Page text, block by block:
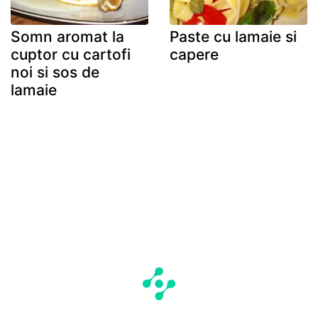
Somn aromat la
cuptor cu cartofi
noi si sos de
lamaie
Paste cu lamaie si
capere